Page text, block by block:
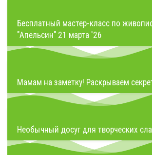
Бесплатный мастер-класс по
"Апельсин" 21 марта '26
Мамам на заметку! Раскрываем
Необычный досуг для творческих